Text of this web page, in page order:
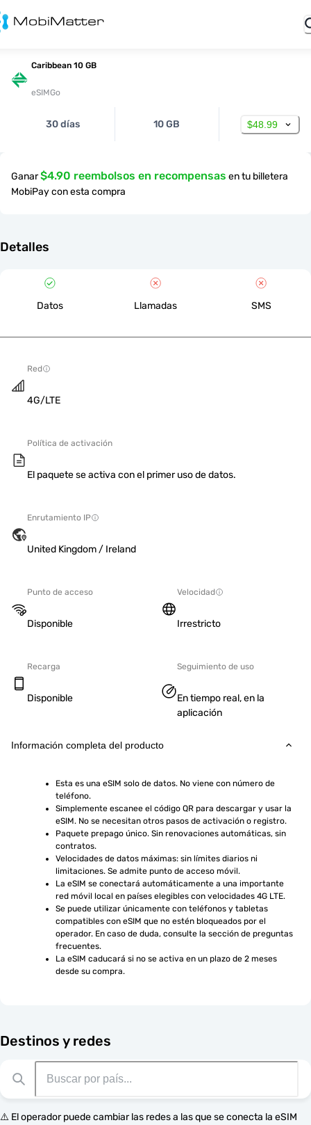
Caribbean 10 GB
eSIMGo
30 días 10 GB $48.99
Ganar$4.90 reembolsos en recompensas en tu billetera
MobiPay con esta compra
Detalles
Datos Llamadas SMS
Red
4G/LTE
Política de activación
El paquete se activa con el primer uso de datos.
Enrutamiento IP
United Kingdom / Ireland
Punto de acceso
Disponible
Velocidad
Irrestricto
Recarga
Disponible
Seguimiento de uso
En tiempo real, en la
aplicación
Información completa del producto
Esta es una eSIM solo de datos. No viene con número de
teléfono.
Simplemente escanee el código QR para descargar y usar la
eSIM. No se necesitan otros pasos de activación o registro.
Paquete prepago único. Sin renovaciones automáticas, sin
contratos.
Velocidades de datos máximas: sin límites diarios ni
limitaciones. Se admite punto de acceso móvil.
La eSIM se conectará automáticamente a una importante
red móvil local en países elegibles con velocidades 4G LTE.
Se puede utilizar únicamente con teléfonos y tabletas
compatibles con eSIM que no estén bloqueados por el
operador. En caso de duda, consulte la sección de preguntas
frecuentes.
La eSIM caducará si no se activa en un plazo de 2 meses
desde su compra.
Destinos y redes
⚠️ El operador puede cambiar las redes a las que se conecta la eSIM